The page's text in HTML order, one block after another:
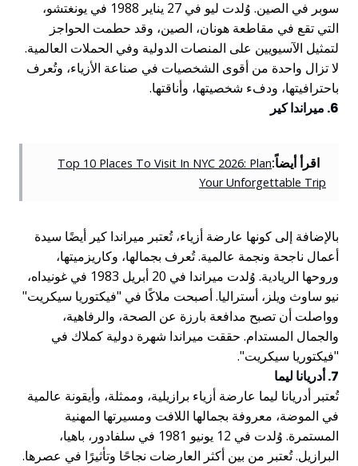
سوبر في الصين. وُلدت ليو في 27 يناير 1988 في يونغتشو،
التي تقع في مقاطعة هونان، الصين، وقد حطمت الحواجز
لتمثيل الآسيويين على المنصات الدولية وفي الحملات العالمية.
لا تزال واحدة من أقوى الشخصيات في صناعة الأزياء، وتُعرف
باحترافيتها، ودفء شخصيتها، وأناقتها.
6. ميراندا كير
اقرأ أيضاً:Top 10 Places To Visit In NYC 2026: Plan
Your Unforgettable Trip
بالإضافة إلى كونها عارضة أزياء، تُعتبر ميراندا كير أيضًا سيدة
أعمال ناجحة ونجمة عالمية. تُعرف بجمالها، وكاريزميتها،
وروحها الريادية. وُلدت ميراندا في 20 أبريل 1983 في غونيداه،
نيو ساوث ويلز، أستراليا. أصبحت ملاكًا في "فيكتوريا سيكريت"
وواصلت أن تصبح مدافعة بارزة عن الصحة، والرفاهية،
والجمال المستدام. حققت ميراندا شهرة دولية كملاك في
"فيكتوريا سيكريت".
7. أدريانا ليما
تُعتبر أدريانا ليما عارضة أزياء برازيلية، وممثلة، وأيقونة عالمية
في الموضة، معروفة بجمالها اللافت ومسيرتها المهنية
المستمرة. وُلدت في 12 يونيو 1981 في سلفادور، باهيا،
البرازيل. تُعتبر من بين أكثر العارضات نجاحًا وتأثيرًا في عصرها.